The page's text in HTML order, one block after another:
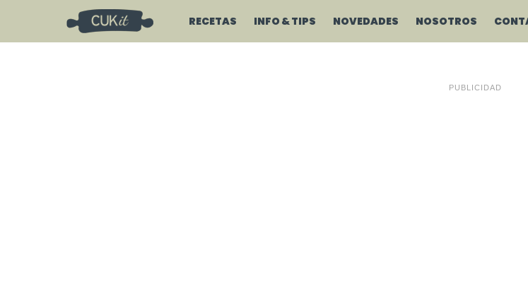
RECETAS INFO & TIPS NOVEDADES NOSOTROS
PUBLICIDAD